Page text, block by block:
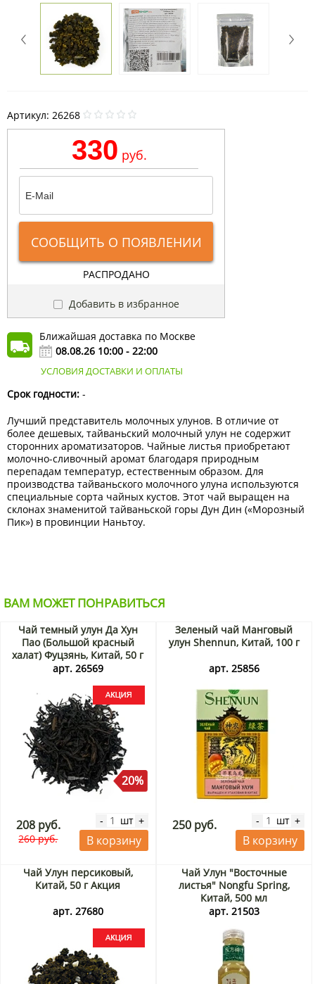
Артикул: 26268
330 руб.
СООБЩИТЬ О ПОЯВЛЕНИИ
РАСПРОДАНО
Добавить в избранное
Ближайшая доставка по Москве
08.08.26 10:00 - 22:00
УСЛОВИЯ ДОСТАВКИ И ОПЛАТЫ
Срок годности: -
Лучший представитель молочных улунов. В отличие от
более дешевых, тайваньский молочный улун не содержит
сторонних ароматизаторов. Чайные листья приобретают
молочно-сливочный аромат благодаря природным
перепадам температур, естественным образом. Для
производства тайваньского молочного улуна используются
специальные сорта чайных кустов. Этот чай выращен на
склонах знаменитой тайваньской горы Дун Дин («Морозный
Пик») в провинции Наньтоу.
ВАМ МОЖЕТ ПОНРАВИТЬСЯ
Чай темный улун Да Хун
Пао (Большой красный
халат) Фуцзянь, Китай, 50 г
Акция
арт. 26569
20%
208 руб.
260 руб.
- шт +
В корзину
Зеленый чай Манговый
улун Shennun, Китай, 100 г
арт. 25856
250 руб. - шт +
В корзину
Чай Улун персиковый,
Китай, 50 г Акция
арт. 27680
Чай Улун "Восточные
листья" Nongfu Spring,
Китай, 500 мл
арт. 21503